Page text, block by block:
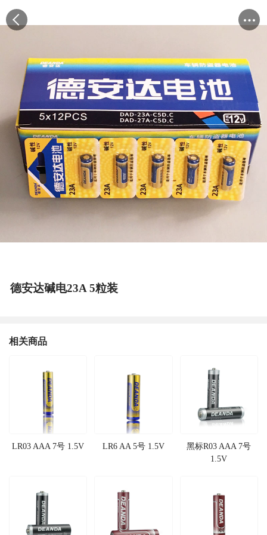
德安达碱电23A 5粒装
相关商品
LR03 AAA 7号 1.5V LR6 AA 5号 1.5V
黑标R03 AAA 7号
1.5V